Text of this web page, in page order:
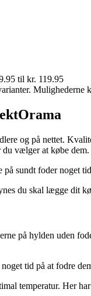
til kr. 119.95
Mulighederne
og på nettet.
du vælger at købe dem.
på sundt foder noget
du skal lægge dit
på hylden uden
tid på at fodre
temperatur. Her